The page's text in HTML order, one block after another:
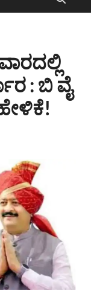
: ಬಿ ವೈ